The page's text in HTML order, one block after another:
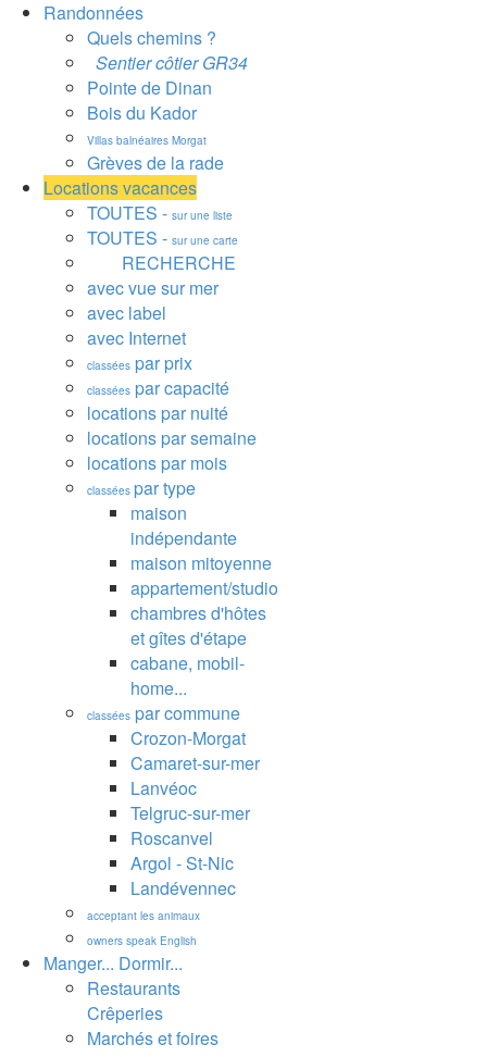
Randonnées
Quels chemins ?
Sentier côtier GR34
Pointe de Dinan
Bois du Kador
Villas balnéaires Morgat
Grèves de la rade
Locations vacances
TOUTES - sur une liste
TOUTES - sur une carte
RECHERCHE
avec vue sur mer
avec label
avec Internet
classées par prix
classées par capacité
locations par nuité
locations par semaine
locations par mois
classées par type
maison
indépendante
maison mitoyenne
appartement/studio
chambres d'hôtes
et gîtes d'étape
cabane, mobil-
home...
classées par commune
Crozon-Morgat
Camaret-sur-mer
Lanvéoc
Telgruc-sur-mer
Roscanvel
Argol - St-Nic
Landévennec
acceptant les animaux
owners speak English
Manger... Dormir...
Restaurants
Crêperies
Marchés et foires